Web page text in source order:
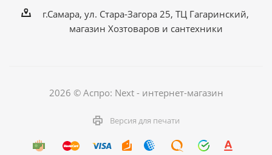
г.Самара, ул. Стара-Загора 25, ТЦ Гагаринский,
магазин Хозтоваров и сантехники
2026 © Аспро: Next - интернет-магазин
Версия для печати